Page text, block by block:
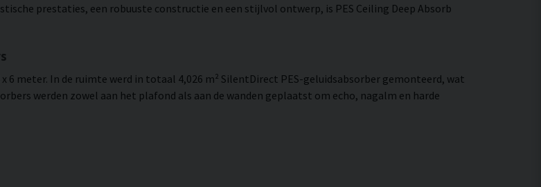
prestaties, een robuuste constructie en een stijlvol ontwerp, is PES Ceiling Deep Absorb
6 meter. In de ruimte werd in totaal 4,026 m² SilentDirect PES-geluidsabsorber gemonteerd, wat
werden zowel aan het plafond als aan de wanden geplaatst om echo, nagalm en harde